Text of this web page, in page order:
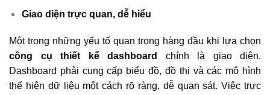
Giao diện trực quan, dễ hiểu
Một trong những yếu tố quan trọng hàng đầu khi lựa chọn
công cụ thiết kế dashboard
chính là giao diện.
Dashboard phải cung cấp biểu đồ, đồ thị và các mô hình
thể hiện dữ liệu một cách rõ ràng, dễ quan sát. Việc trực